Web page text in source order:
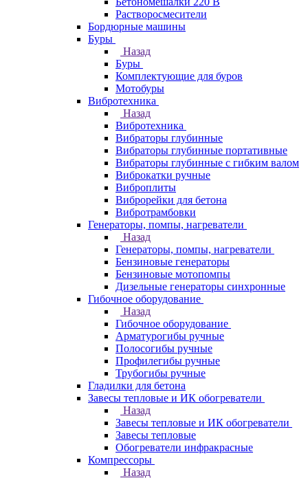
Растворосмесители
Бордюрные машины
Буры
Назад
Буры
Комплектующие для буров
Мотобуры
Вибротехника
Назад
Вибротехника
Вибраторы глубинные
Вибраторы глубинные портативные
Вибраторы глубинные с гибким валом
Виброкатки ручные
Виброплиты
Виброрейки для бетона
Вибротрамбовки
Генераторы, помпы, нагреватели
Назад
Генераторы, помпы, нагреватели
Бензиновые генераторы
Бензиновые мотопомпы
Дизельные генераторы синхронные
Гибочное оборудование
Назад
Гибочное оборудование
Арматурогибы ручные
Полосогибы ручные
Профилегибы ручные
Трубогибы ручные
Гладилки для бетона
Завесы тепловые и ИК обогреватели
Назад
Завесы тепловые и ИК обогреватели
Завесы тепловые
Обогреватели инфракрасные
Компрессоры
Назад